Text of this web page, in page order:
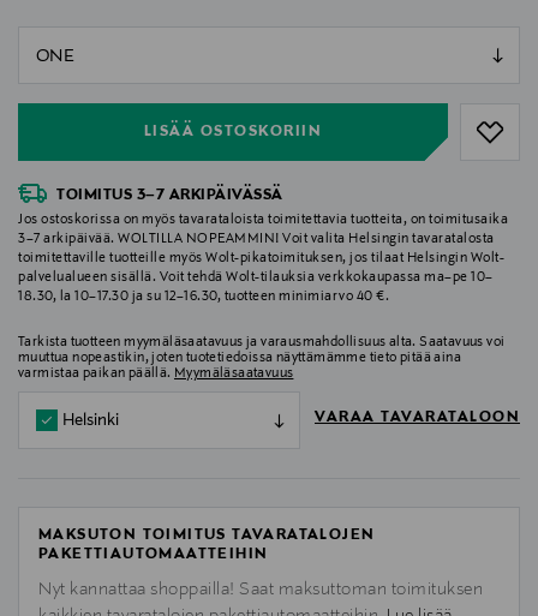
LISÄÄ OSTOSKORIIN
TOIMITUS 3–7 ARKIPÄIVÄSSÄ
Jos ostoskorissa on myös tavarataloista toimitettavia tuotteita, on toimitusaika
3–7 arkipäivää. WOLTILLA NOPEAMMIN! Voit valita Helsingin tavaratalosta
toimitettaville tuotteille myös Wolt-pikatoimituksen, jos tilaat Helsingin Wolt-
palvelualueen sisällä. Voit tehdä Wolt-tilauksia verkkokaupassa ma–pe 10–
18.30, la 10–17.30 ja su 12–16.30, tuotteen minimiarvo 40 €.
Tarkista tuotteen myymäläsaatavuus ja varausmahdollisuus alta. Saatavuus voi
muuttua nopeastikin, joten tuotetiedoissa näyttämämme tieto pitää aina
varmistaa paikan päällä. Myymäläsaatavuus
Helsinki VARAA TAVARATALOON
MAKSUTON TOIMITUS TAVARATALOJEN
PAKETTIAUTOMAATTEIHIN
Nyt kannattaa shoppailla! Saat maksuttoman toimituksen